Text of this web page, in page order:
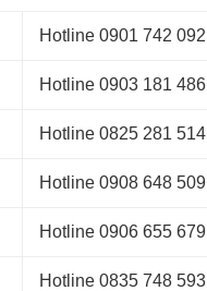
Hotline 0901 742 092
Hotline 0903 181 486
Hotline 0825 281 514
Hotline 0908 648 509
Hotline 0906 655 679
Hotline 0835 748 593